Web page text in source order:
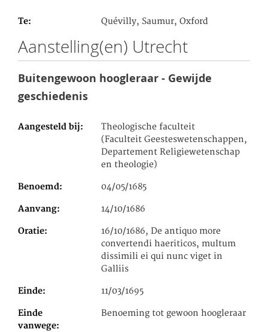
Te Quévilly, Saumur, Oxford
Aanstelling(en) Utrecht
Buitengewoon hoogleraar - Gewijde
geschiedenis
Aangesteld bij
Theologische faculteit
(Faculteit Geesteswetenschappen,
Departement Religiewetenschap
en theologie)
Benoemd 04/05/1685
Aanvang 14/10/1686
Oratie
16/10/1686, De antiquo more
convertendi haeriticos, multum
dissimili ei qui nunc viget in
Galliis
Einde 11/03/1695
Einde
vanwege
Benoeming tot gewoon hoogleraar